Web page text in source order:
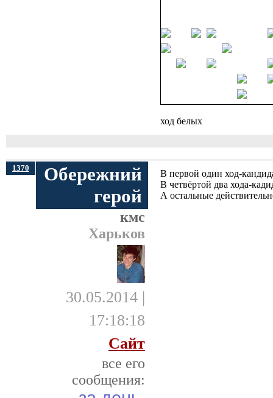
ход белых
1370
Обережний
герой
кмс
Харьков
30.05.2014 |
17:18:18
Сайт
все его
сообщения:
В первой один ход-
В четвёртой два хода-
А остальные